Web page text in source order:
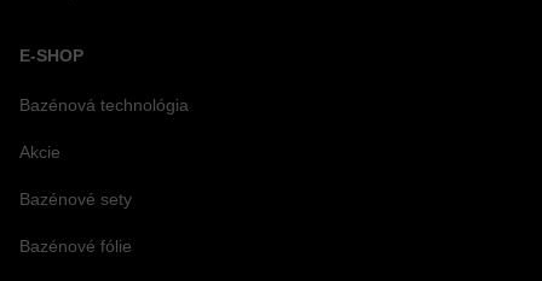
E-SHOP
Bazénová technológia
Akcie
Bazénové sety
Bazénové fólie